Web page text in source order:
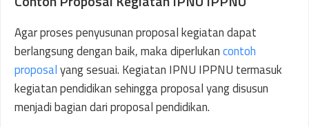
Agar proses penyusunan proposal kegiatan dapat
berlangsung dengan baik, maka diperlukancontoh
proposalyang sesuai. Kegiatan IPNU IPPNU termasuk
kegiatan pendidikan sehingga proposal yang disusun
menjadi bagian dari proposal pendidikan.